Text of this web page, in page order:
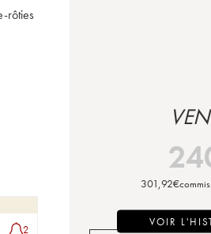
rôties
2
301,92€
VOIR